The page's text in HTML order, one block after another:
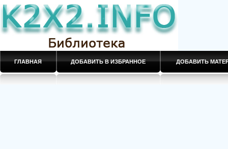
ГЛАВНАЯ ДОБАВИТЬ В ИЗБРАННОЕ ДОБАВИТЬ